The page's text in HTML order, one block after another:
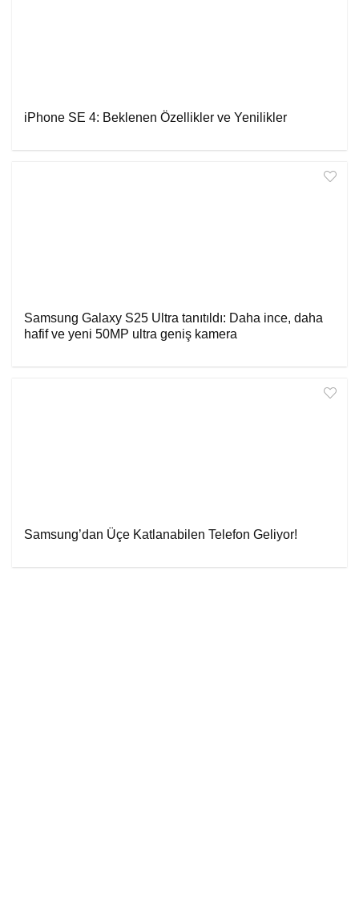
iPhone SE 4: Beklenen Özellikler ve Yenilikler
Samsung Galaxy S25 Ultra tanıtıldı: Daha ince, daha
hafif ve yeni 50MP ultra geniş kamera
Samsung’dan Üçe Katlanabilen Telefon Geliyor!